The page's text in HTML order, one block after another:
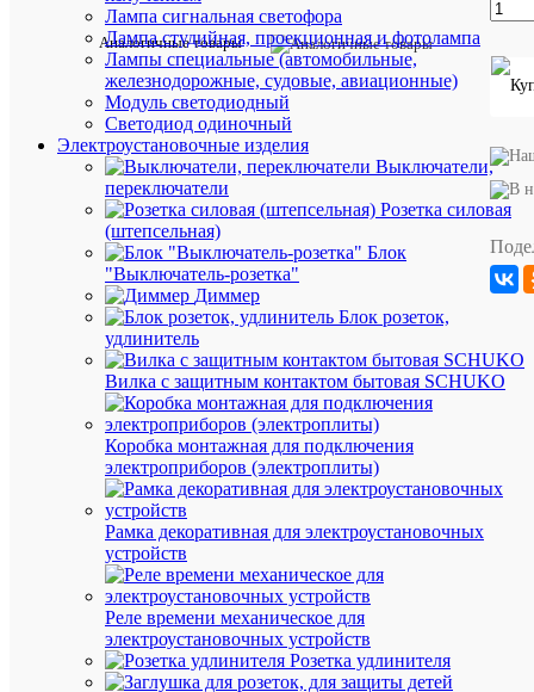
Лампа сигнальная светофора
Лампа студийная, проекционная и фотолампа
Лампы специальные (автомобильные,
железнодорожные, судовые, авиационные)
Модуль светодиодный
Светодиод одиночный
Электроустановочные изделия
Выключатели,
переключатели
Розетка силовая
(штепсельная)
Блок
"Выключатель-розетка"
Диммер
Блок розеток,
удлинитель
Вилка с защитным контактом бытовая SCHUKO
Коробка монтажная для подключения
электроприборов (электроплиты)
Рамка декоративная для электроустановочных
устройств
Реле времени механическое для
электроустановочных устройств
Розетка удлинителя
Аналогичные товары
Все
мм
Длина,
110
мм
Индекс
A+
240
В
шт.